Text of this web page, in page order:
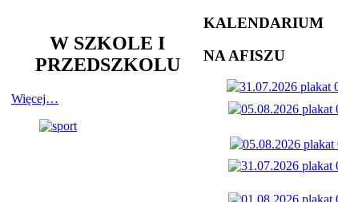
W SZKOLE I
PRZEDSZKOLU
Więcej…
KALENDARIUM
NA AFISZU